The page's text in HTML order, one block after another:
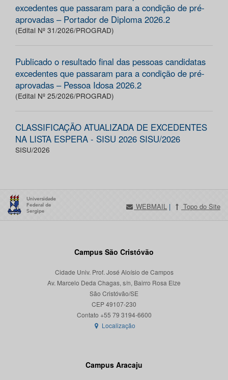
excedentes que passaram para a condição de pré-
aprovadas – Portador de Diploma 2026.2
(Edital Nº 31/2026/PROGRAD)
Publicado o resultado final das pessoas candidatas
excedentes que passaram para a condição de pré-
aprovadas – Pessoa Idosa 2026.2
(Edital Nº 25/2026/PROGRAD)
CLASSIFICAÇÃO ATUALIZADA DE EXCEDENTES
NA LISTA ESPERA - SISU 2026 SISU/2026
SISU/2026
WEBMAIL | Topo do Site
Campus São Cristóvão
Cidade Univ. Prof. José Aloísio de Campos
Av. Marcelo Deda Chagas, s/n, Bairro Rosa Elze
São Cristóvão/SE
CEP 49107-230
Localização
Campus Aracaju